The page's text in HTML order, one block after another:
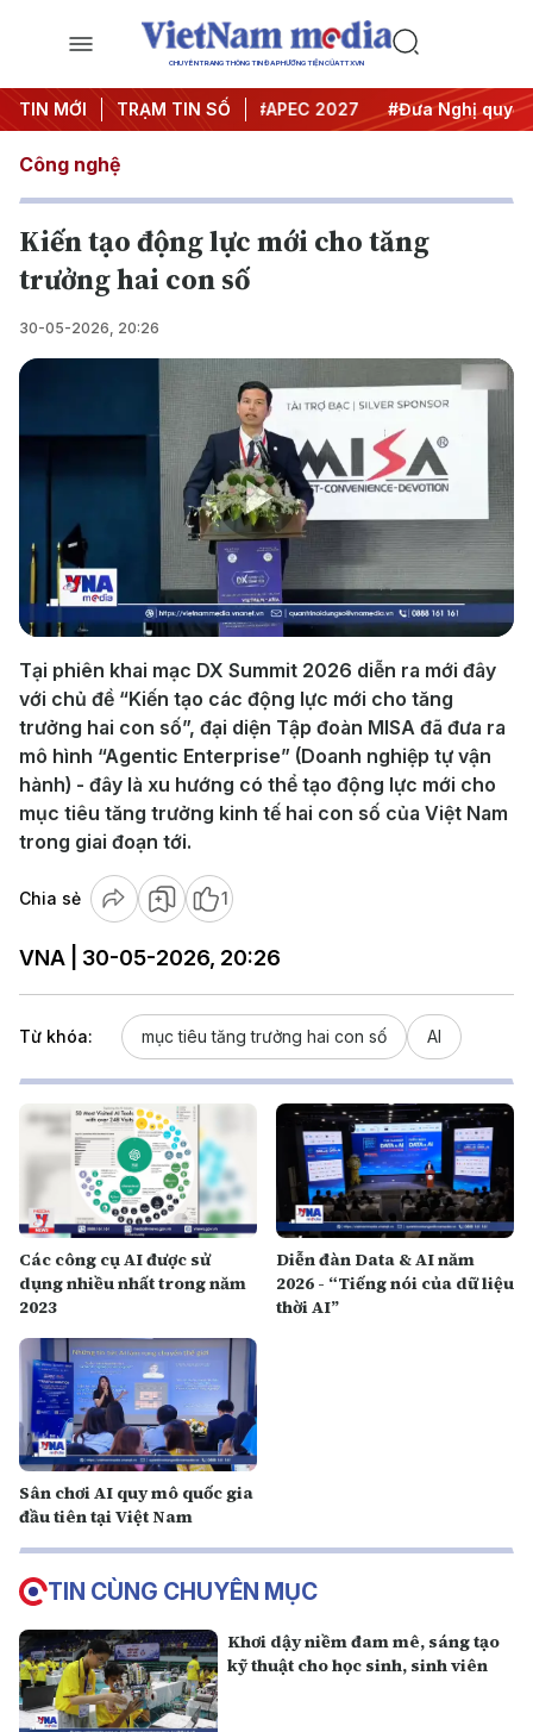
CHUYÊN TRANG THÔNG TIN ĐA PHƯƠNG TIỆN CỦA TTXVN
TIN MỚI TRẠM TIN SỐ
#Hội nghị Trung ương 3 #APEC 2027 #Đưa Nghị quyết
Công nghệ
Kiến tạo động lực mới cho tăng
trưởng hai con số
30-05-2026, 20:26
Play
Video
Tại phiên khai mạc DX Summit 2026 diễn ra mới đây
với chủ đề “Kiến tạo các động lực mới cho tăng
trưởng hai con số”, đại diện Tập đoàn MISA đã đưa ra
mô hình “Agentic Enterprise” (Doanh nghiệp tự vận
hành) - đây là xu hướng có thể tạo động lực mới cho
mục tiêu tăng trưởng kinh tế hai con số của Việt Nam
trong giai đoạn tới.
Chia sẻ 1
VNA | 30-05-2026, 20:26
Từ khóa: mục tiêu tăng trưởng hai con số AI
Các công cụ AI được sử
dụng nhiều nhất trong năm
2023
Diễn đàn Data & AI năm
2026 - “Tiếng nói của dữ liệu
thời AI”
Sân chơi AI quy mô quốc gia
đầu tiên tại Việt Nam
TIN CÙNG CHUYÊN MỤC
Khơi dậy niềm đam mê, sáng tạo
kỹ thuật cho học sinh, sinh viên